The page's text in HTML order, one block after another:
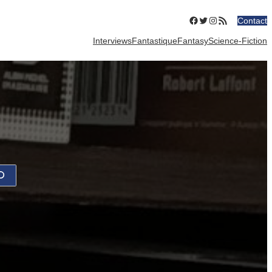
Facebook
Twitter
Instagram
Flux RSSContact
InterviewsFantastiqueFantasyScience-Fiction